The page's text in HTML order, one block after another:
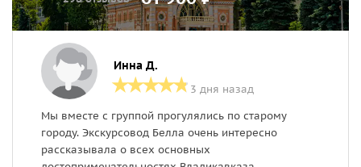
Инна Д.
3 дня назад
Мы вместе с группой прогулялись по старому
городу. Экскурсовод Белла очень интересно
рассказывала о всех основных